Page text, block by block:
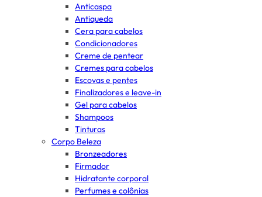
Anticaspa
Antiqueda
Cera para cabelos
Condicionadores
Creme de pentear
Cremes para cabelos
Escovas e pentes
Finalizadores e leave-in
Gel para cabelos
Shampoos
Tinturas
Corpo Beleza
Bronzeadores
Firmador
Hidratante corporal
Perfumes e colônias